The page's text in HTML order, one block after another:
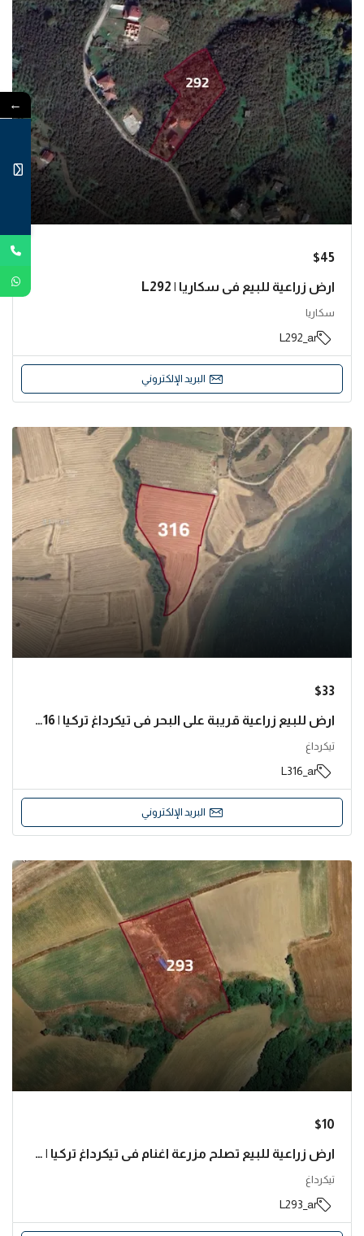
$45
ارض زراعية للبيع في سكاريا | L292
سكاريا
L292_ar
البريد الإلكتروني
$33
ارض للبيع زراعية قريبة على البحر في تيكرداغ تركيا | L316
تيكرداغ
L316_ar
البريد الإلكتروني
$10
ارض زراعية للبيع تصلح مزرعة اغنام في تيكرداغ تركيا | L293
تيكرداغ
L293_ar
←